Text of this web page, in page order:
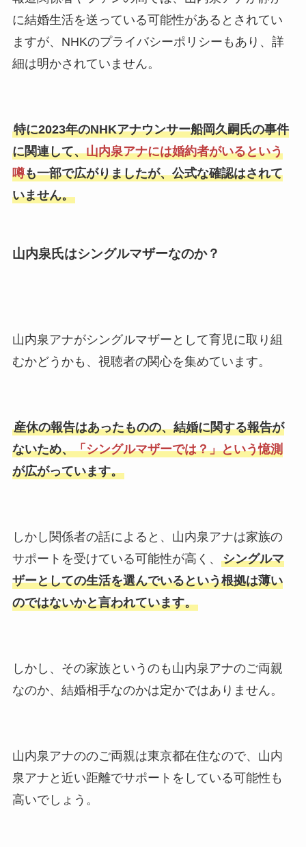
に結婚生活を送っている可能性があるとされてい
ますが、NHKのプライバシーポリシーもあり、詳
細は明かされていません。
特に2023年のNHKアナウンサー船岡久嗣氏の事件
に関連して、山内泉アナには婚約者がいるという
噂も一部で広がりましたが、公式な確認はされて
いません。
山内泉氏はシングルマザーなのか？
山内泉アナがシングルマザーとして育児に取り組
むかどうかも、視聴者の関心を集めています。
産休の報告はあったものの、結婚に関する報告が
ないため、「シングルマザーでは？」という憶測
が広がっています。
しかし関係者の話によると、山内泉アナは家族の
サポートを受けている可能性が高く、 シングルマ
ザーとしての生活を選んでいるという根拠は薄い
のではないかと言われています。
しかし、その家族というのも山内泉アナのご両親
なのか、結婚相手なのかは定かではありません。
山内泉アナののご両親は東京都在住なので、山内
泉アナと近い距離でサポートをしている可能性も
高いでしょう。